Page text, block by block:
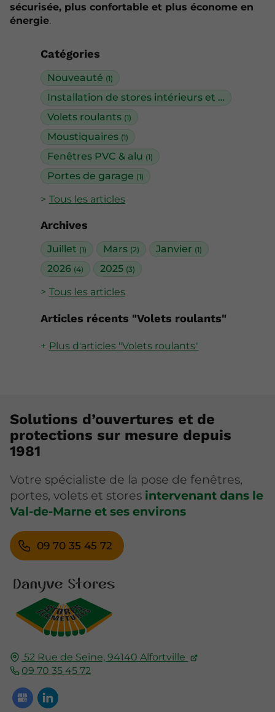
Catégories
Nouveauté (1)
Installation de stores intérieurs et extérieurs
Volets roulants (1)
Moustiquaires (1)
Fenêtres PVC & alu (1)
Portes de garage (1)
Tous les articles
Archives
Juillet (1) Mars (2) Janvier (1)
2026 (4) 2025 (3)
Tous les articles
Articles récents "Volets roulants"
Plus d'articles "Volets roulants"
sécurisée, plus confortable et plus économe en
énergie.
52 Rue de Seine,94140 Alfortville
09 70 35 45 72
Solutions d’ouvertures et de
protections sur mesure depuis
1981
Votre spécialiste de la pose de fenêtres,
portes, volets et stores intervenant dans le
Val-de-Marne et ses environs
09 70 35 45 72